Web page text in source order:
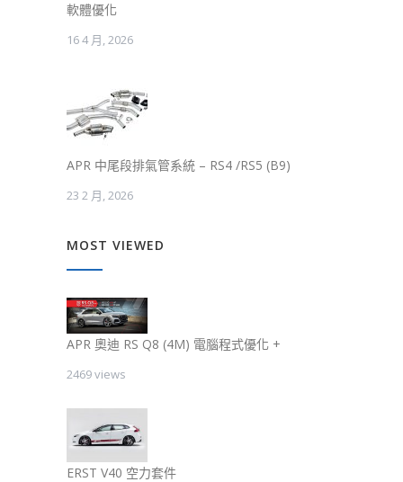
軟體優化
16 4 月, 2026
APR 中尾段排氣管系統 – RS4 /RS5 (B9)
23 2 月, 2026
MOST VIEWED
APR 奧迪 RS Q8 (4M) 電腦程式優化 +
2469 views
ERST V40 空力套件